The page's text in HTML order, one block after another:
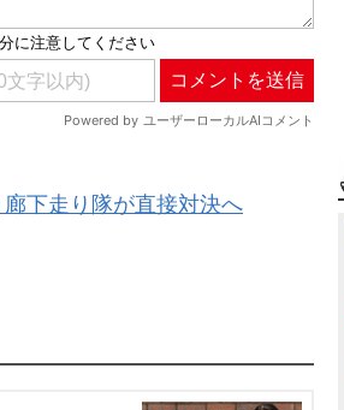
下走り隊が直接対決へ